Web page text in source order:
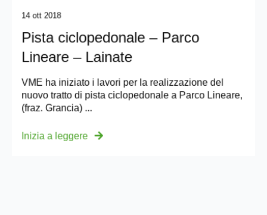
14 ott 2018
Pista ciclopedonale – Parco
Lineare – Lainate
VME ha iniziato i lavori per la realizzazione del
nuovo tratto di pista ciclopedonale a Parco Lineare,
(fraz. Grancia) ...
Inizia a leggere